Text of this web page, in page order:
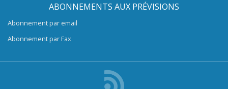
ABONNEMENTS AUX PRÉVISIONS
Abonnement par email
Abonnement par Fax